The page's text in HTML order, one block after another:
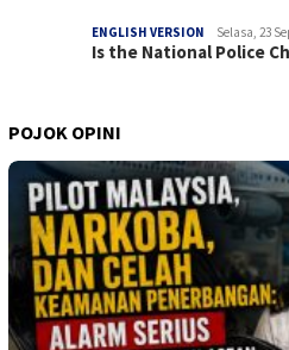
ENGLISH VERSION Selasa, 23
Is the National Police
POJOK OPINI